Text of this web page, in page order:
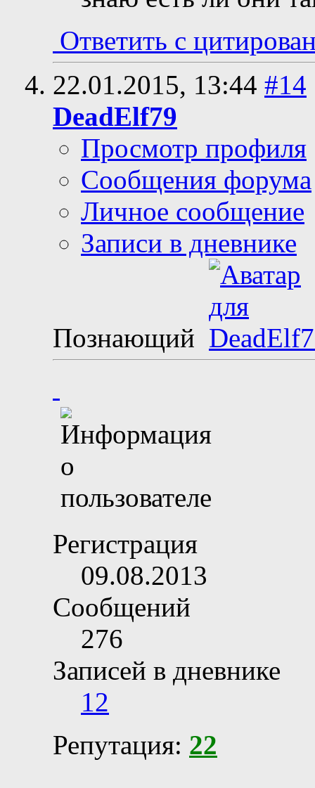
Ответить с
22.01.2015, 13:44 #14
DeadElf79
Просмотр профиля
Сообщения форума
Личное сообщение
Записи в дневнике
Познающий
Регистрация
09.08.2013
Сообщений
276
Записей в дневнике
12
Репутация: 22